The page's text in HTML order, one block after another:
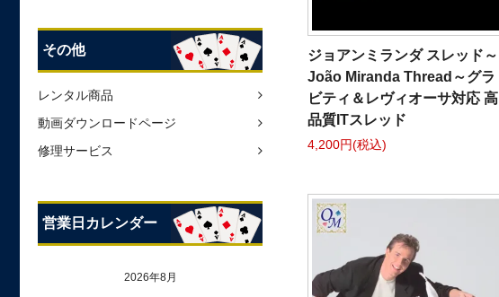
その他
レンタル商品
動画ダウンロードページ
修理サービス
営業日カレンダー
2026年8月
ジョアンミランダ スレッド～
João Miranda Thread～グラ
ビティ＆レヴィオーサ対応 高
品質ITスレッド
4,200円(税込)